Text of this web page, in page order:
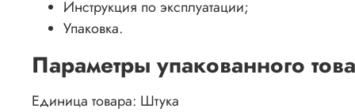
Инструкция по эксплуатации;
Упаковка.
Параметры упакованного
Единица товара: Штука